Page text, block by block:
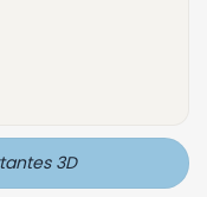
3D